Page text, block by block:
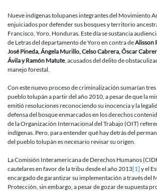
Nueve indígenas tolupanes integrantes del Movimiento
enjuiciados por defender sus bosques y territorio
Francisco, Yoro, Honduras. Este día se sustancia
de Letras del departamento de Yoro en contra deAlisson
José Pineda, Ángela Murillo, Celso Cabrera, Óscar
Ávila y Ramón Matute, acusados del delito de
manejo forestal.
Con este nuevo proceso de criminalización sumarían
pueblo tolupán a partir del año 2010, a pesar de que la
emitió resoluciones reconociendo su inocencia y la
defensa del bosque enmarcados en los derechos
de la Organización Internacional del Trabajo (OIT)
indígenas. Pero, para entender qué hay detrás del
del pueblo tolupán es necesario revisar su origen.
La Comisión Interamericana de Derechos Humanos
cautelares en favor de la tribu desde el año 2013[1] y el
encargado de garantizar su implementación a través del
Protección, sin embargo, a pesar de gozar de supuesta